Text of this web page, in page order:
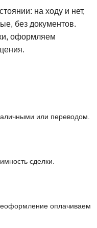
на ходу и нет,
без документов.
оформляем
или переводом.
сделки.
оплачиваем